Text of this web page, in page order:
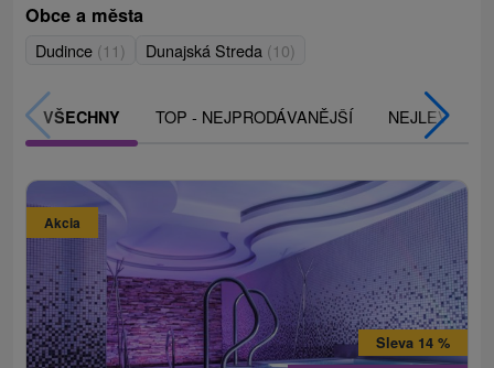
Obce a města
Dudince (11) Dunajská Streda (10)
VŠECHNY TOP - NEJPRODÁVANĚJŠÍ NEJLEVNĚJŠÍ
Akcia
Sleva 14 %